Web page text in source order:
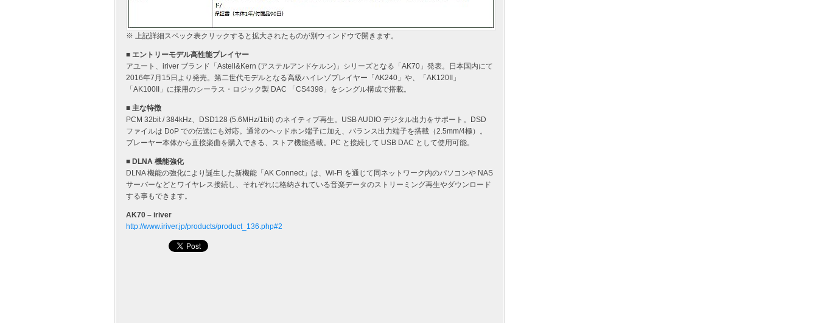
※ 上記詳細スペック表クリックすると拡大されたものが別ウィンドウで開きます。
■ エントリーモデル高性能プレイヤー
アユート、iriver ブランド「Astell&Kern (アステルアンドケルン)」シリーズとなる「AK70」発表。日本国内にて
2016年7月15日より発売。第二世代モデルとなる高級ハイレゾプレイヤー「AK240」や、「AK120II」
「AK100II」に採用のシーラス・ロジック製 DAC 「CS4398」をシングル構成で搭載。
■ 主な特徴
PCM 32bit / 384kHz、DSD128 (5.6MHz/1bit) のネイティブ再生。USB AUDIO デジタル出力をサポート。DSD
ファイルは DoP での伝送にも対応。通常のヘッドホン端子に加え、バランス出力端子を搭載（2.5mm/4極）。
プレーヤー本体から直接楽曲を購入できる、ストア機能搭載。PC と接続して USB DAC として使用可能。
■ DLNA 機能強化
DLNA 機能の強化により誕生した新機能「AK Connect」は、Wi-Fi を通じて同ネットワーク内のパソコンや NAS
サーバーなどとワイヤレス接続し、それぞれに格納されている音楽データのストリーミング再生やダウンロード
する事もできます。
AK70 – iriver
http://www.iriver.jp/products/product_136.php#2